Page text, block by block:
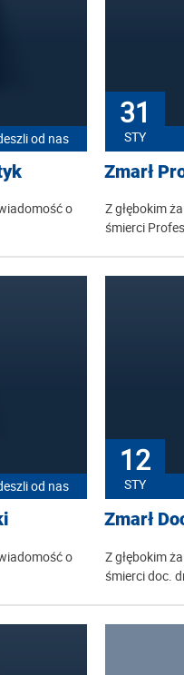
od nas
o
31
STY
Zmarł
Z głębokim
śmierci
od nas
o
12
STY
Zmarł
Z głębokim
śmierci doc.